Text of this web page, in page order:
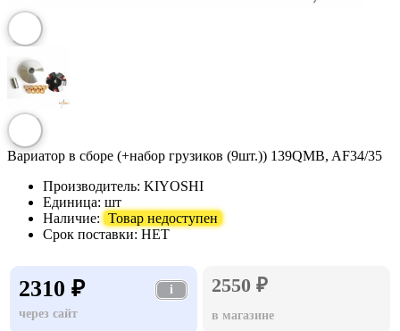
Вариатор в сборе (+набор грузиков (9шт.)) 139QMB, AF34/35
Производитель: KIYOSHI
Единица: шт
Наличие: Товар недоступен
Срок поставки: НЕТ
2310 ₽
i
через сайт
2550 ₽
в магазине